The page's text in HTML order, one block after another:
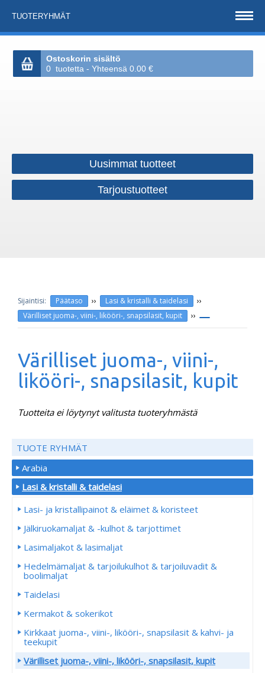
TUOTERYHMÄT
Ostoskorin sisältö
0 tuotetta - Yhteensä 0.00 €
Uusimmat tuotteet
Tarjoustuotteet
Päätaso ›› Lasi & kristalli & taidelasi ››
Värilliset juoma-, viini-, likööri-, snapsilasit, kupit ››
Värilliset juoma-, viini-,
likööri-, snapsilasit, kupit
Tuotteita ei löytynyt valitusta tuoteryhmästä
TUOTE RYHMÄT
Arabia
Lasi & kristalli & taidelasi
Lasi- ja kristallipainot & eläimet & koristeet
Jälkiruokamaljat & -kulhot & tarjottimet
Lasimaljakot & lasimaljat
Hedelmämaljat & tarjoilukulhot & tarjoiluvadit &
boolimaljat
Taidelasi
Kermakot & sokerikot
Kirkkaat juoma-, viini-, likööri-, snapsilasit & kahvi- ja
teekupit
Värilliset juoma-, viini-, likööri-, snapsilasit, kupit